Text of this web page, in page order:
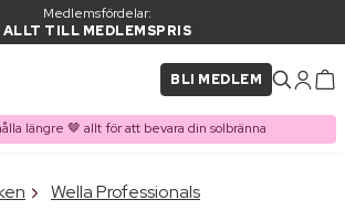
Medlemsfördelar:
ALLT TILL MEDLEMSPRIS
BLI MEDLEM
längre 🤎 allt för att bevara din solbränna
I VARUKORGEN
Wella Professionals